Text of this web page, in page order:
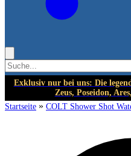
Exklusiv nur bei uns: Die
Zeus, Poseidon,
Startseite » COLT Shower Shot